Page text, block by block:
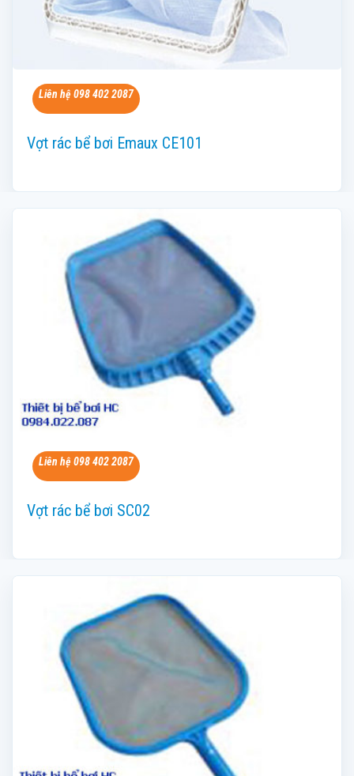
Liên hệ 098 402 2087
Vợt rác bể bơi Emaux CE101
Liên hệ 098 402 2087
Vợt rác bể bơi SC02